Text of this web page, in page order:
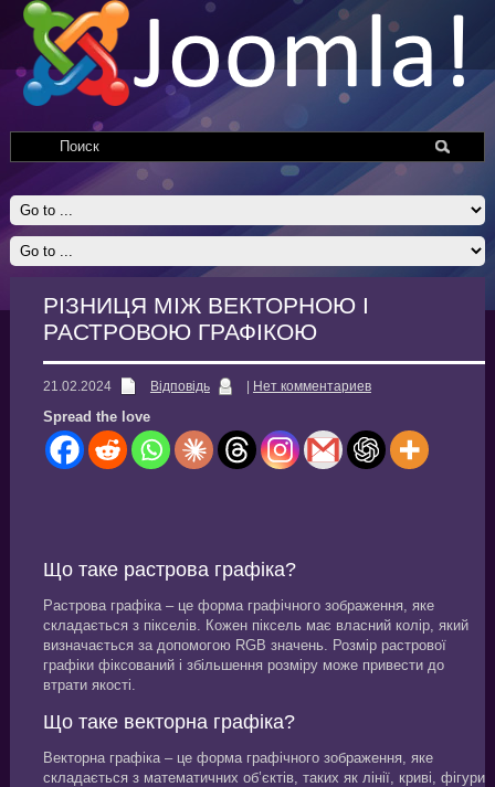
РІЗНИЦЯ МІЖ ВЕКТОРНОЮ І
РАСТРОВОЮ ГРАФІКОЮ
21.02.2024 Відповідь Нет комментариев
Spread the love
Що таке растрова графіка?
Растрова графіка – це форма графічного зображення, яке
складається з пікселів. Кожен піксель має власний колір, який
визначається за допомогою RGB значень. Розмір растрової
графіки фіксований і збільшення розміру може привести до
втрати якості.
Що таке векторна графіка?
Векторна графіка – це форма графічного зображення, яке
складається з математичних об’єктів, таких як лінії, криві, фігури